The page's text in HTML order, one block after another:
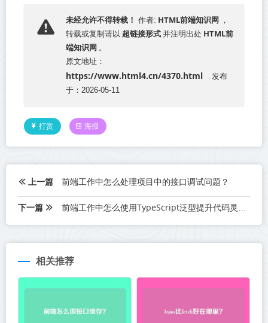
未经允许不得转载！ 作者: HTML前端知识网 ，
转载或复制请以 超链接形式 并注明出处 HTML前
端知识网 。
原文地址：
https://www.html4.cn/4370.html
发布
于：2026-05-11
打赏 海报
上一篇 前端工作中怎么处理项目中的接口调试问题？
下一篇 前端工作中怎么使用TypeScript泛型提升代码灵活性？
相关推荐